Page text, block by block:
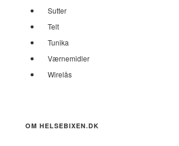
Sutter
Telt
Tunika
Værnemidler
Wirelås
OM HELSEBIXEN.DK